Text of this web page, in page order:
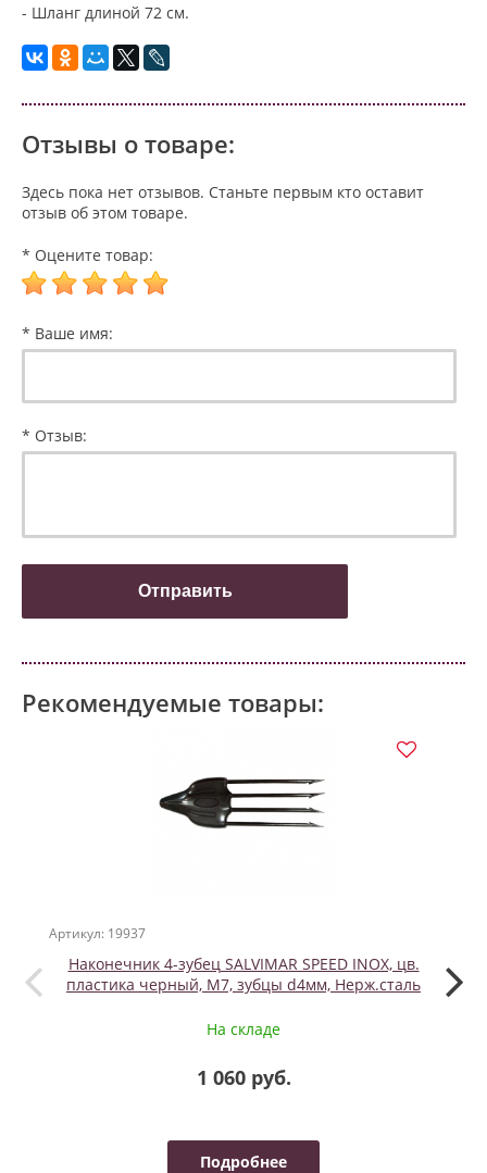
- Шланг длиной 72 см.
Отзывы о товаре:
Здесь пока нет отзывов. Станьте первым кто оставит
отзыв об этом товаре.
* Оцените товар:
* Ваше имя:
* Отзыв:
Рекомендуемые товары:
Артикул: 19937
Наконечник 4-зубец SALVIMAR SPEED INOX, цв.
пластика черный, М7, зубцы d4мм, Нерж.сталь
На складе
1 060 руб.
Подробнее